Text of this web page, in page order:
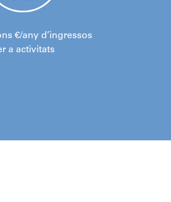
€/any d’ingressos
a activitats